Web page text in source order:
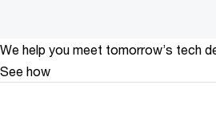
We help you meet tomorrow’s tech
See how